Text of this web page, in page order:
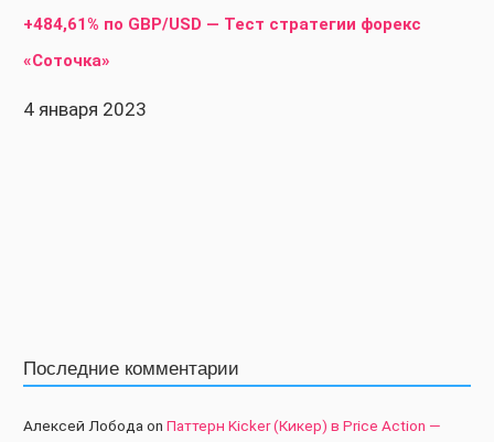
+484,61% по GBP/USD — Тест стратегии форекс
«Соточка»
4 января 2023
Последние комментарии
Алексей Лобода on Паттерн Kicker (Кикер) в Price Action —